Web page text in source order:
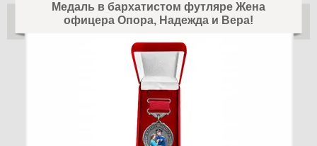
Медаль в бархатистом футляре Жена
офицера Опора, Надежда и Вера!